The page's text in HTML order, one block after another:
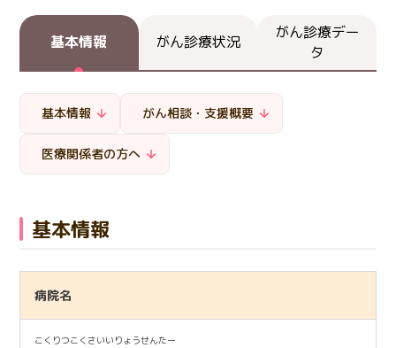
治療する
支援・助成制度
東京都の取組
医療従事者の方へ
リンク集
日本語
閉じる
基本情報 がん診療状況
がん診療デー
タ
基本情報 がん相談・支援概要
医療関係者の方へ
基本情報
病院名
こくりつこくさいいりょうせんたー